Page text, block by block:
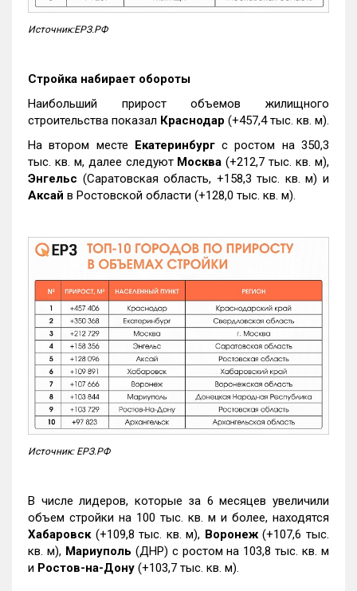
Источник:ЕРЗ.РФ
Стройка набирает обороты
Наибольший прирост объемов жилищного
строительства показал Краснодар (+457,4 тыс. кв. м).
На втором месте Екатеринбургс ростом на 350,3
тыс. кв. м, далее следуют Москва (+212,7 тыс. кв. м),
Энгельс (Саратовская область, +158,3 тыс. кв. м) и
Аксай в Ростовской области (+128,0 тыс. кв. м).
Источник: ЕРЗ.РФ
В числе лидеров, которые за 6 месяцев увеличили
объем стройки на 100 тыс. кв. м и более, находятся
Хабаровск (+109,8 тыс. кв. м), Воронеж(+107,6 тыс.
кв. м), Мариуполь (ДНР) с ростом на 103,8 тыс. кв. м
и Ростов-на-Дону (+103,7 тыс. кв. м).